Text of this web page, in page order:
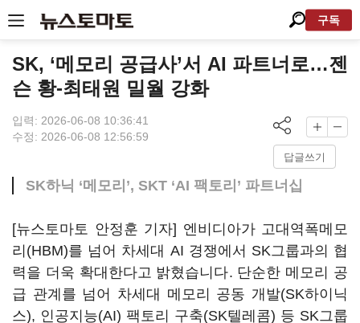
구독
SK, ‘메모리 공급사’서 AI 파트너로…젠
슨 황-최태원 밀월 강화
입력: 2026-06-08 10:36:41
수정: 2026-06-08 12:56:59
답글쓰기
SK하닉 ‘메모리’, SKT ‘AI 팩토리’ 파트너십
[뉴스토마토 안정훈 기자] 엔비디아가 고대역폭메모
리(HBM)를 넘어 차세대 AI 경쟁에서 SK그룹과의 협
력을 더욱 확대한다고 밝혔습니다. 단순한 메모리 공
급 관계를 넘어 차세대 메모리 공동 개발(SK하이닉
스), 인공지능(AI) 팩토리 구축(SK텔레콤) 등 SK그룹